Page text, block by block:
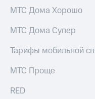
Описание
Программа
приобретения
Порядок
выкупа
Дивиденды
МТС Дома Хорошо
МТС Дома Супер
Тарифы мобильной
МТС Проще
RED